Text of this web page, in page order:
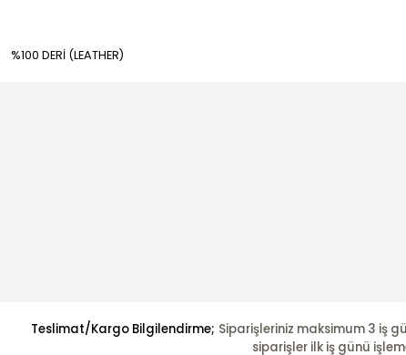
%100 DERİ (LEATHER)
Teslimat/Kargo Bilgilendirme; Siparişleriniz maksimum 3 iş
siparişler ilk iş günü